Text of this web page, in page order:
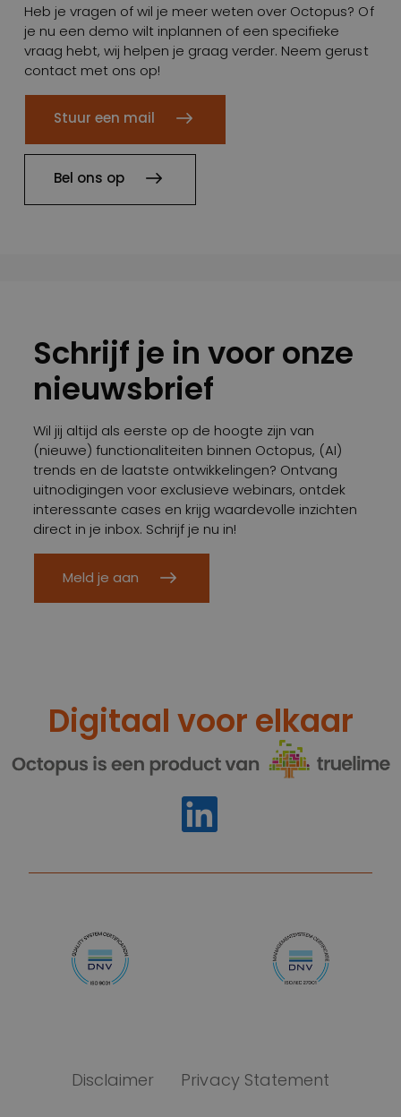
Heb je vragen of wil je meer weten over Octopus? Of
je nu een demo wilt inplannen of een specifieke
vraag hebt, wij helpen je graag verder. Neem gerust
contact met ons op!
Stuur een mail
Bel ons op
Schrijf je in voor onze
nieuwsbrief
Wil jij altijd als eerste op de hoogte zijn van
(nieuwe) functionaliteiten binnen Octopus, (AI)
trends en de laatste ontwikkelingen? Ontvang
uitnodigingen voor exclusieve webinars, ontdek
interessante cases en krijg waardevolle inzichten
direct in je inbox. Schrijf je nu in!
Meld je aan
Digitaal voor elkaar
Disclaimer Privacy Statement